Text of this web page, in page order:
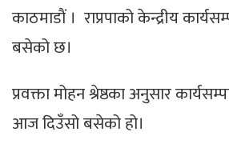
काठमाडाैं । राप्रपाको केन्द्रीय
बसेको छ।
प्रवक्ता मोहन श्रेष्ठका अनुसार
आज दिउँसो बसेको हो।